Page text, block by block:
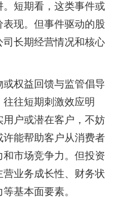
短期看，这类事件或
现。但事件驱动的股
长期经营情况和核心
权益回馈与监管倡导
往短期刺激效应明
户或潜在客户，不妨
能帮助客户从消费者
市场竞争力。但投资
业务成长性、财务状
基本面要素。